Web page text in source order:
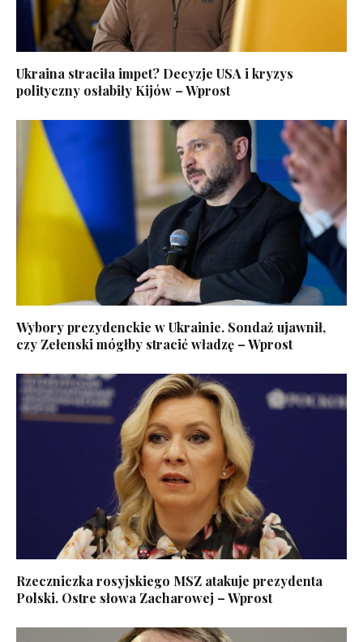
Ukraina straciła impet? Decyzje USA i kryzys
polityczny osłabiły Kijów – Wprost
Wybory prezydenckie w Ukrainie. Sondaż ujawnił,
czy Zełenski mógłby stracić władzę – Wprost
Rzeczniczka rosyjskiego MSZ atakuje prezydenta
Polski. Ostre słowa Zacharowej – Wprost